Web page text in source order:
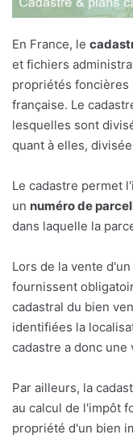
En France, le
et fichiers
propriétés foncières
française. Le
lesquelles sont
quant à elles,
Le cadastre permet
un numéro de
dans laquelle la
Lors de la vente
fournissent
cadastral du bien
identifiées la
cadastre a donc une
Par ailleurs, la
au calcul de l'impôt
propriété d'un bien